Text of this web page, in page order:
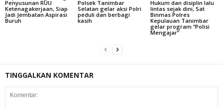
Penyusunan RUU
Ketenagakerjaan, Siap
Jadi Jembatan Aspirasi
Buruh
Polsek Tanimbar
Selatan gelar aksi Polri
peduli dan berbagi
kasih
Hukum dan disiplin lalu
lintas sejak dini, Sat
Binmas Polres
Kepulauan Tanimbar
gelar program “Polisi
Mengajar”
TINGGALKAN KOMENTAR